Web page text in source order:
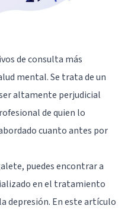
de consulta más
mental. Se trata de un
altamente perjudicial
de quien lo
cuanto antes por
puedes encontrar a
en el tratamiento
depresión. En este artículo